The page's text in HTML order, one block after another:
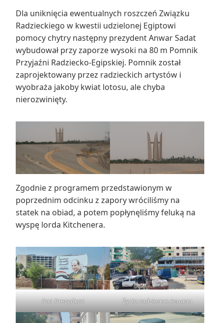
Dla uniknięcia ewentualnych roszczeń Związku
Radzieckiego w kwestii udzielonej Egiptowi
pomocy chytry następny prezydent Anwar Sadat
wybudował przy zaporze wysoki na 80 m Pomnik
Przyjaźni Radziecko-Egipskiej. Pomnik został
zaprojektowany przez radzieckich artystów i
wyobraża jakoby kwiat lotosu, ale chyba
nierozwinięty.
Zgodnie z programem przedstawionym w
poprzednim odcinku z zapory wróciliśmy na
statek na obiad, a potem popłynęliśmy feluką na
wyspę lorda Kitchenera.
Pan Prezydent Życie codzienne Asuanu